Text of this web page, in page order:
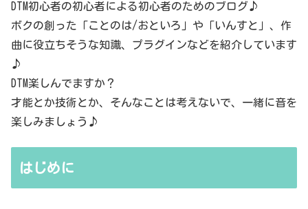
DTM初心者の初心者による初心者のためのブログ♪
ボクの創った「ことのは/おといろ」や「いんすと」、作
曲に役立ちそうな知識、プラグインなどを紹介しています
♪
DTM楽しんでますか？
才能とか技術とか、そんなことは考えないで、一緒に音を
楽しみましょう♪
はじめに